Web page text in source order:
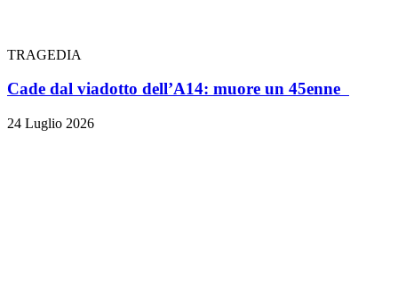
TRAGEDIA
Cade dal viadotto dell’A14: muore un 45enne
24 Luglio 2026